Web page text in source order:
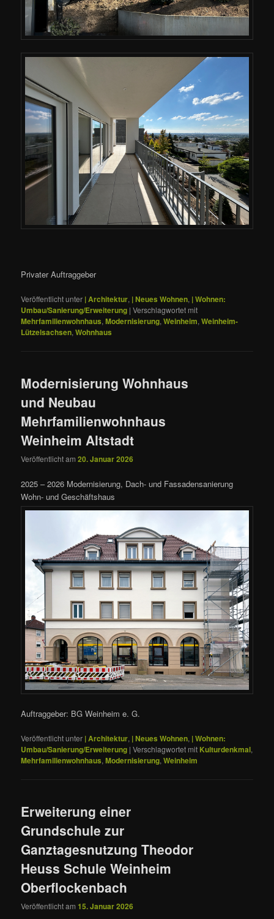
Privater Auftraggeber
Veröffentlicht unter | Architektur, | Neues Wohnen, | Wohnen:
Umbau/Sanierung/Erweiterung |Verschlagwortet mit
Mehrfamilienwohnhaus,Modernisierung,Weinheim,Weinheim-
Lützelsachsen,Wohnhaus
Modernisierung Wohnhaus
und Neubau
Mehrfamilienwohnhaus
Weinheim Altstadt
Veröffentlicht am20. Januar 2026
2025 – 2026 Modernisierung, Dach- und Fassadensanierung
Wohn- und Geschäftshaus
Auftraggeber: BG Weinheim e. G.
Veröffentlicht unter | Architektur, | Neues Wohnen, | Wohnen:
Umbau/Sanierung/Erweiterung |Verschlagwortet mit Kulturdenkmal,
Mehrfamilienwohnhaus,Modernisierung,Weinheim
Erweiterung einer
Grundschule zur
Ganztagesnutzung Theodor
Heuss Schule Weinheim
Oberflockenbach
Veröffentlicht am15. Januar 2026